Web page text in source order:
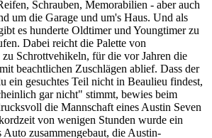
Schrauben, Memorabilien - aber auch
um die Garage und um's Haus. Und als
es hunderte Oldtimer und Youngtimer zu
Dabei reicht die Palette von
Schrottvehikeln, für die vor Jahren die
beachtlichen Zuschlägen ablief. Dass der
ein gesuchtes Teil nicht in Beaulieu findest,
gar nicht" stimmt, bewies beim
die Mannschaft eines Austin Seven
von wenigen Stunden wurde ein
Auto zusammengebaut, die Austin-